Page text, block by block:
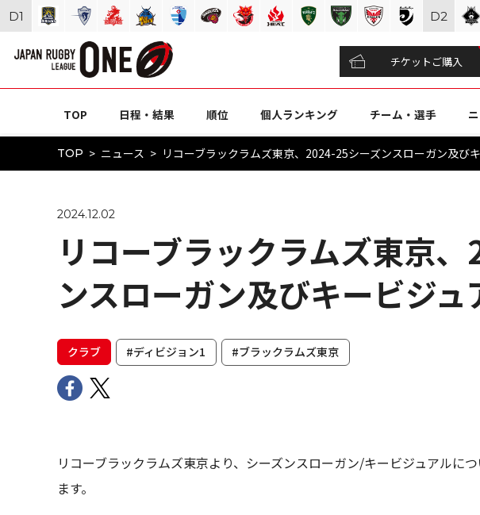
チケットご購入
TOP 日程・結果 順位 個人ランキング チーム・選手
TOP ニュース リコーブラックラムズ東京、2024-25シーズンスローガン及び
2024.12.02
リコーブラックラムズ東京
ンスローガン及びキービジ
クラブ #ディビジョン1 #ブラックラムズ東京
リコーブラックラムズ東京より、シーズンスローガン/キービジュアルに
ます。
D1 D2